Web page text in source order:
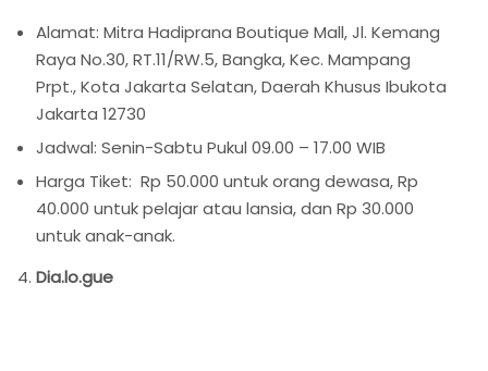
Alamat: Mitra Hadiprana Boutique Mall, Jl. Kemang
Raya No.30, RT.11/RW.5, Bangka, Kec. Mampang
Prpt., Kota Jakarta Selatan, Daerah Khusus Ibukota
Jakarta 12730
Jadwal: Senin-Sabtu Pukul 09.00 – 17.00 WIB
Harga Tiket: Rp 50.000 untuk orang dewasa, Rp
40.000 untuk pelajar atau lansia, dan Rp 30.000
untuk anak-anak.
Dia.lo.gue